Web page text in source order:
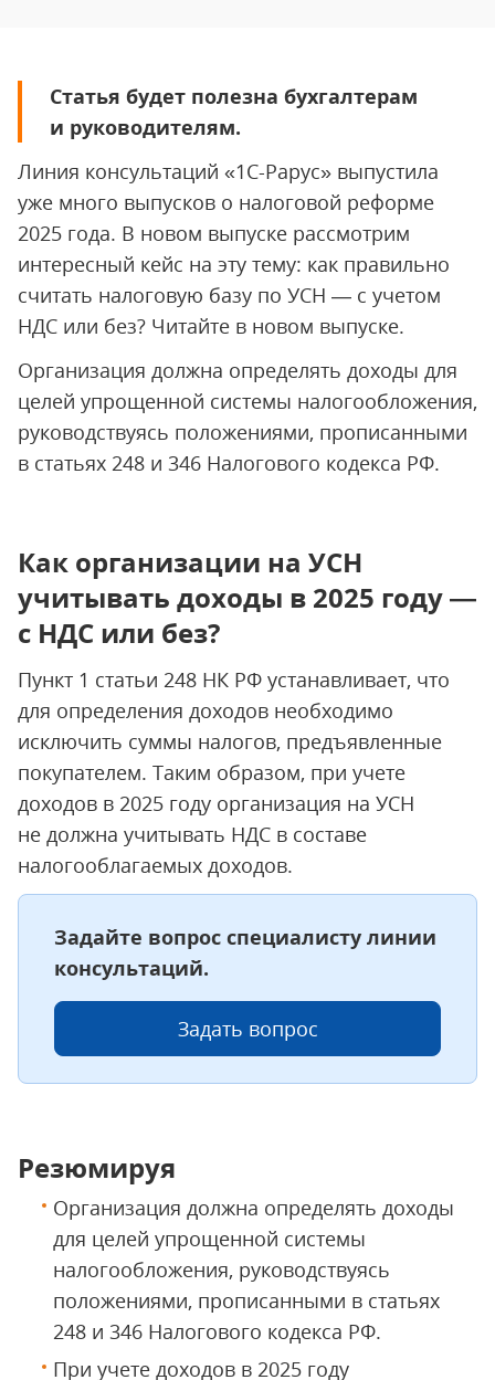
Статья будет полезна бухгалтерам
и руководителям.
Линия консультаций «1С-Рарус» выпустила
уже много выпусков о налоговой реформе
2025 года. В новом выпуске рассмотрим
интересный кейс на эту тему: как правильно
считать налоговую базу по УСН — с учетом
НДС или без? Читайте в новом выпуске.
Организация должна определять доходы для
целей упрощенной системы налогообложения,
руководствуясь положениями, прописанными
в статьях 248 и 346 Налогового кодекса РФ.
Как организации на УСН
учитывать доходы в 2025 году —
с НДС или без?
Пункт 1 статьи 248 НК РФ устанавливает, что
для определения доходов необходимо
исключить суммы налогов, предъявленные
покупателем. Таким образом, при учете
доходов в 2025 году организация на УСН
не должна учитывать НДС в составе
налогооблагаемых доходов.
Задайте вопрос специалисту линии
консультаций.
Задать вопрос
Резюмируя
Организация должна определять доходы
для целей упрощенной системы
налогообложения, руководствуясь
положениями, прописанными в статьях
248 и 346 Налогового кодекса РФ.
При учете доходов в 2025 году